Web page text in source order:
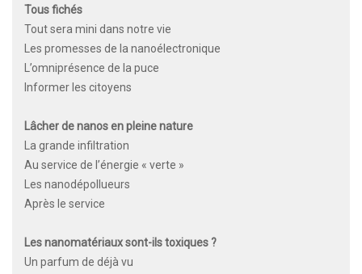
Tous fichés
Tout sera mini dans notre vie
Les promesses de la nanoélectronique
L’omniprésence de la puce
Informer les citoyens
Lâcher de nanos en pleine nature
La grande infiltration
Au service de l’énergie « verte »
Les nanodépollueurs
Après le service
Les nanomatériaux sont-ils toxiques ?
Un parfum de déjà vu